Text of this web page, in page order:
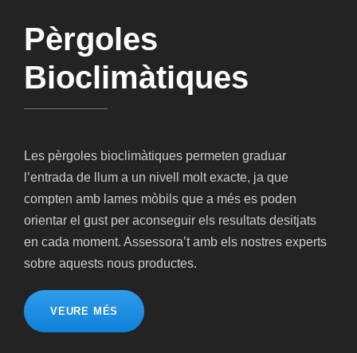
Pèrgoles
Bioclimàtiques
Les pèrgoles bioclimàtiques permeten graduar
l’entrada de llum a un nivell molt exacte, ja que
compten amb lames mòbils que a més es poden
orientar el gust per aconseguir els resultats desitjats
en cada moment. Assessora’t amb els nostres experts
sobre aquests nous productes.
VEURE MÉS